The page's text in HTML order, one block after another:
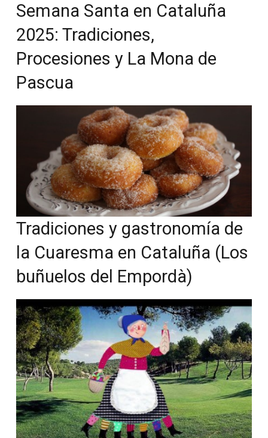
Semana Santa en Cataluña
2025: Tradiciones,
Procesiones y La Mona de
Pascua
Tradiciones y gastronomía de
la Cuaresma en Cataluña (Los
buñuelos del Empordà)